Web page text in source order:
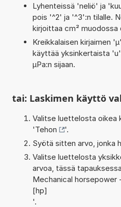
Lyhenteissä 'neliö' ja
pois '^2' ja '^3':n tilalle.
kirjoittaa cm² muodossa
Kreikkalaisen kirjaimen
käyttää yksinkertaista
µPa:n sijaan.
tai: Laskimen käyttö
Valitse luettelosta oikea
'Tehon
'.
Syötä sitten arvo, jonka
Valitse luettelosta
arvoa, tässä
Mechanical
[hp]
'.